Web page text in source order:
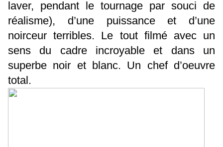
laver, pendant le tournage par souci de
réalisme), d’une puissance et d’une
noirceur terribles. Le tout filmé avec un
sens du cadre incroyable et dans un
superbe noir et blanc. Un chef d’oeuvre
total.